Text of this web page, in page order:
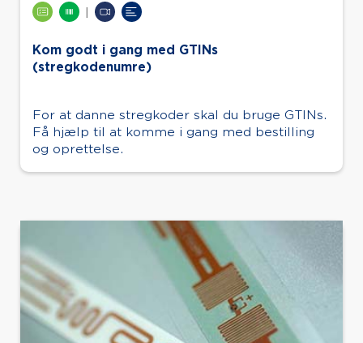
Kom godt i gang med GTINs
(stregkodenumre)
For at danne stregkoder skal du bruge GTINs.
Få hjælp til at komme i gang med bestilling
og oprettelse.